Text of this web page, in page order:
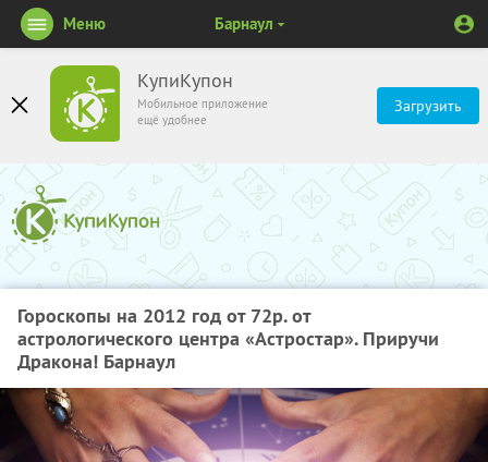
КупиКупон
Мобильное приложение
ещё удобнее
Загрузить
Меню Барнаул
Гороскопы на 2012 год от 72р. от
астрологического центра «Астростар». Приручи
Дракона! Барнаул